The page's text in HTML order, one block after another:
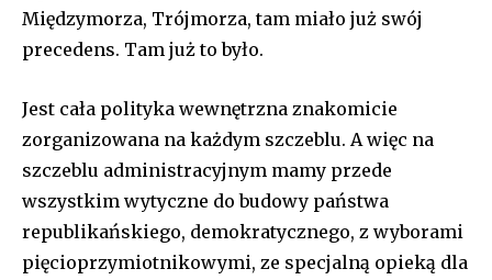
Międzymorza, Trójmorza, tam miało już swój
precedens. Tam już to było.
Jest cała polityka wewnętrzna znakomicie
zorganizowana na każdym szczeblu. A więc na
szczeblu administracyjnym mamy przede
wszystkim wytyczne do budowy państwa
republikańskiego, demokratycznego, z wyborami
pięcioprzymiotnikowymi, ze specjalną opieką dla